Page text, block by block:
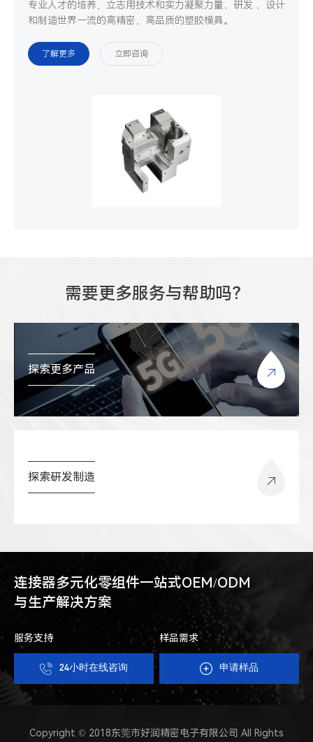
专业人才的培养，立志用技术和实力凝聚力量、研发 、设计
和制造世界一流的高精密，高品质的塑胶模具。
了解更多 立即咨询
需要更多服务与帮助吗？
探索更多产品
探索研发制造
连接器多元化零组件一站式OEM/ODM
与生产解决方案
服务支持
24小时在线咨询
样品需求
申请样品
Copyright © 2018东莞市好润精密电子有限公司 All Rights